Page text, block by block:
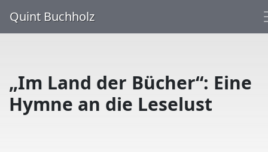
Quint Buchholz
„Im Land der Bücher“: Eine
Hymne an die Leselust